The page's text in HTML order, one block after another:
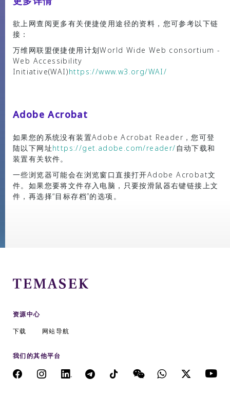
欲上网查阅更多有关便捷使用途径的资料，您可参考以下链
接：
万维网联盟便捷使用计划World Wide Web consortium -
Web Accessibility
Initiative(WAI)https://www.w3.org/WAI/
Adobe Acrobat
如果您的系统没有装置Adobe Acrobat Reader，您可登
陆以下网址https://get.adobe.com/reader/自动下载和
装置有关软件。
一些浏览器可能会在浏览窗口直接打开Adobe Acrobat文
件。如果您要将文件存入电脑，只要按滑鼠器右键链接上文
件，再选择“目标存档”的选项。
资源中心
下载
网站导航
我们的其他平台